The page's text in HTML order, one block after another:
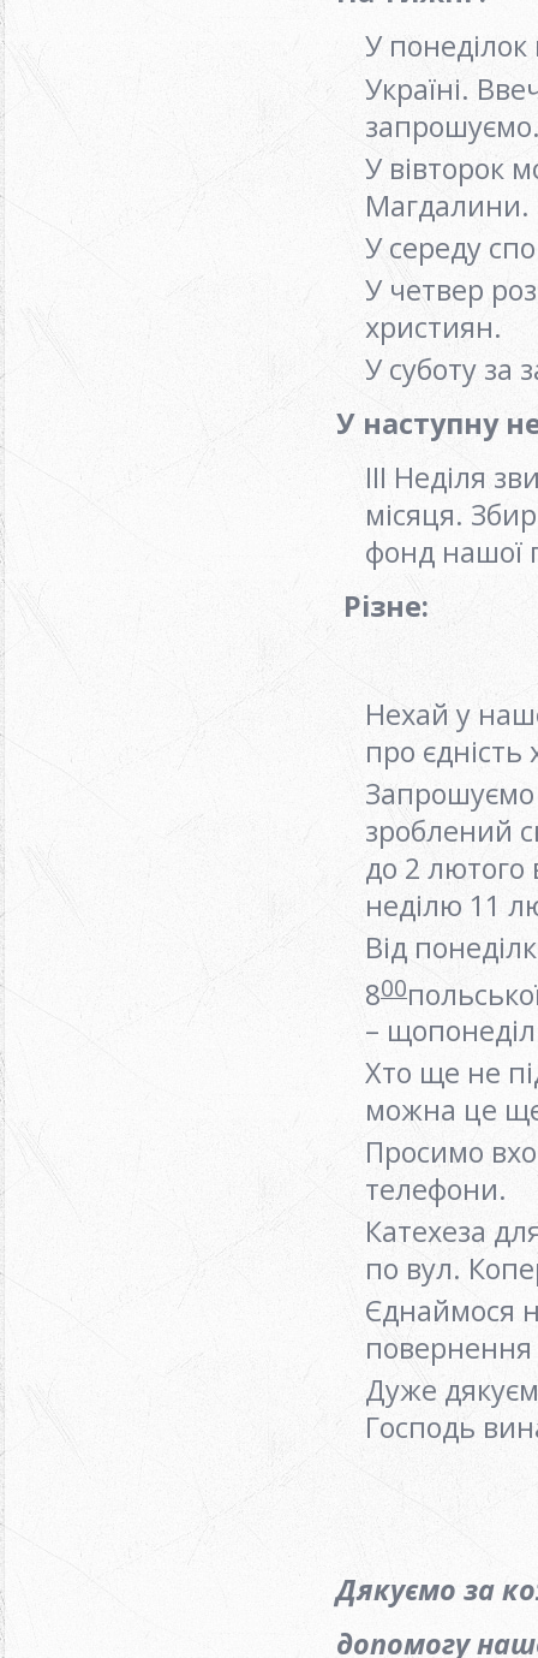
У
Україні.
У вівторок
Магдалини.
У середу
У четвер
християн.
У суботу за
У наступну
ІІІ Неділя
місяця.
фонд нашої
Різне:
Нехай у
про
Запрошуємо
зроблений
до 2
неділю 11
Від
800
–
Хто ще не
можна це
Просимо
телефони.
Катехеза
по вул.
Єднаймося
повернення
Дуже
Господь
Дякуємо за
допомогу